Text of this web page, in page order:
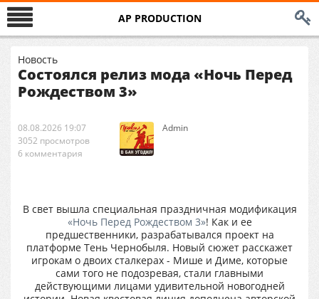
AP PRODUCTION
Новость
Состоялся релиз мода «Ночь Перед
Рождеством 3»
08.08.2026 19:07
3052 просмотров
6 комментария
Аdmin
В свет вышла специальная праздничная модификация
«Ночь Перед Рождеством 3»! Как и ее
предшественники, разрабатывался проект на
платформе Тень Чернобыля. Новый сюжет расскажет
игрокам о двоих сталкерах - Мише и Диме, которые
сами того не подозревая, стали главными
действующими лицами удивительной новогодней